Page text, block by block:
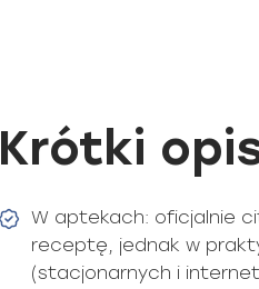
Krótki
W aptekach: oficjalnie
receptę, jednak w
(stacjonarnych i